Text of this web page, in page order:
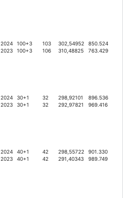
2024
2023
100+3
100+3
103
106
302,54952
310,48825
850.524
763.429
2024
2023
30+1
30+1
32
32
298,92101
292,97821
896.536
969.416
2024
2023
40+1
40+1
42
42
298,55722
291,40343
901.330
989.749